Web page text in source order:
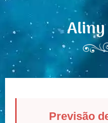
Aliny
Previsão